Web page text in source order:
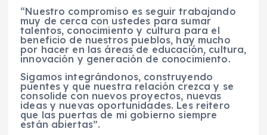
“Nuestro compromiso es seguir trabajando
muy de cerca con ustedes para sumar
talentos, conocimiento y cultura para el
beneficio de nuestros pueblos, hay mucho
por hacer en las áreas de educación, cultura,
innovación y generación de conocimiento.
Sigamos integrándonos, construyendo
puentes y que nuestra relación crezca y se
consolide con nuevos proyectos, nuevas
ideas y nuevas oportunidades. Les reitero
que las puertas de mi gobierno siempre
están abiertas”.